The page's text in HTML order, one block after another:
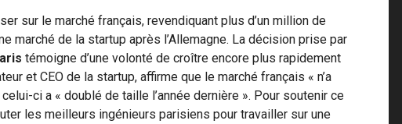
sur le marché français, revendiquant plus d’un million de
marché de la startup après l’Allemagne. La décision prise par
témoigne d’une volonté de croître encore plus rapidement
et CEO de la startup, affirme que le marché français « n’a
ci a « doublé de taille l’année dernière ». Pour soutenir ce
les meilleurs ingénieurs parisiens pour travailler sur une